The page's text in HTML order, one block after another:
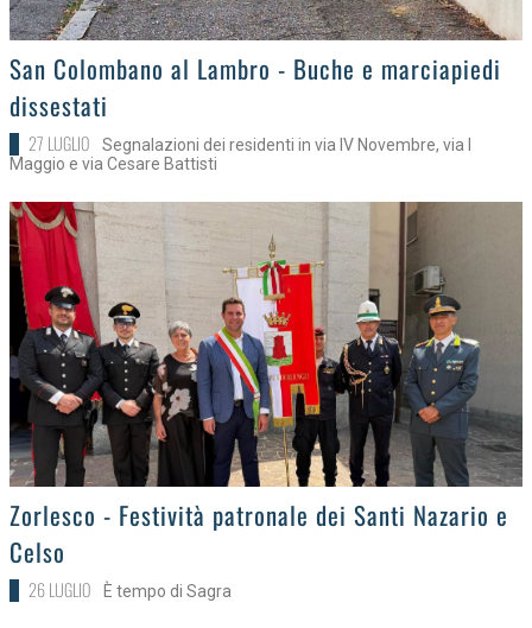
>
San Colombano al Lambro - Buche e marciapiedi
dissestati
27 LUGLIO
Segnalazioni dei residenti in via IV Novembre, via I
Maggio e via Cesare Battisti
>
Zorlesco - Festività patronale dei Santi Nazario e
Celso
26 LUGLIO È tempo di Sagra